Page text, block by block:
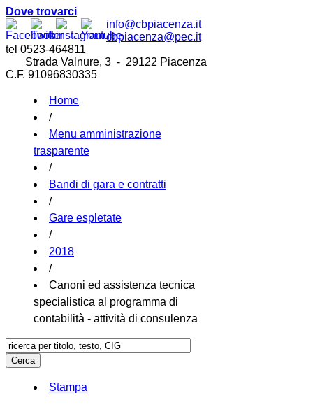
Dove trovarci
info@cbpiacenza.it
cbpiacenza@pec.it
tel 0523-464811
Strada Valnure, 3 - 29122 Piacenza
C.F. 91096830335
Home
/
Menu amministrazione
trasparente
/
Bandi di gara e contratti
/
Gare espletate
/
2018
/
Canoni ed assistenza tecnica
specialistica al programma di
contabilità - attività di consulenza
Stampa